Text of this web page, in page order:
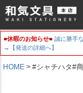
■休暇のお知らせ■ 誠に勝手
→【発送の詳細へ】
HOME #シャチハタ#
登録順
価格が安
価格が高
優先度順
レビュー順